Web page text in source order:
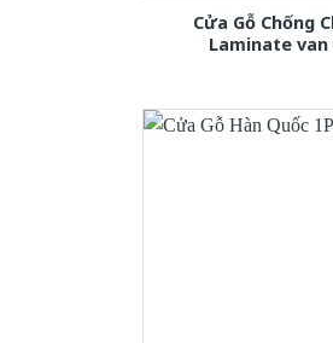
Cửa Gỗ Chống
Laminate van